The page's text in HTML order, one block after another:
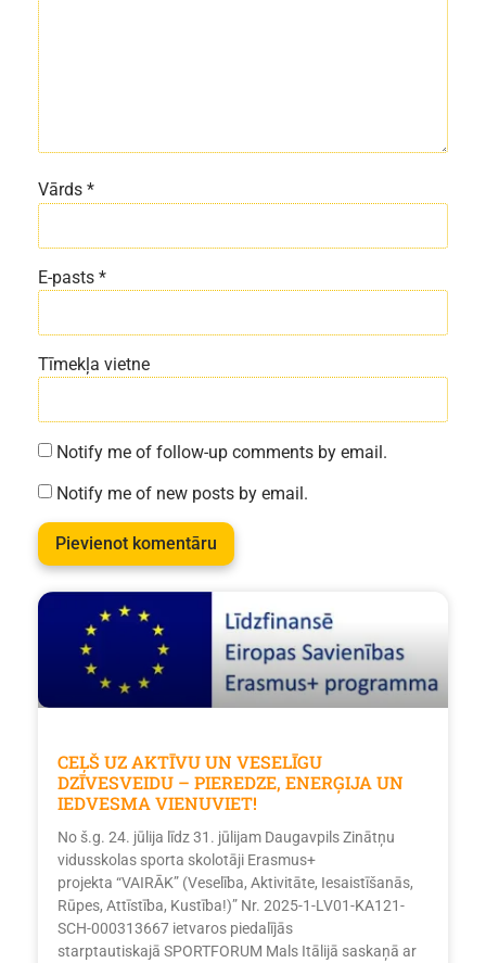
Vārds *
E-pasts *
Tīmekļa vietne
Notify me of follow-up comments by email.
Notify me of new posts by email.
CEĻŠ UZ AKTĪVU UN VESELĪGU
DZĪVESVEIDU – PIEREDZE, ENERĢIJA UN
IEDVESMA VIENUVIET!
No š.g. 24. jūlija līdz 31. jūlijam Daugavpils Zinātņu
vidusskolas sporta skolotāji Erasmus+
projekta “VAIRĀK” (Veselība, Aktivitāte, Iesaistīšanās,
Rūpes, Attīstība, Kustība!)” Nr. 2025-1-LV01-KA121-
SCH-000313667 ietvaros piedalījās
starptautiskajā SPORTFORUM Mals Itālijā saskaņā ar